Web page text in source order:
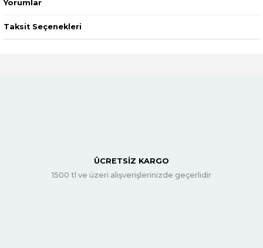
Yorumlar
Taksit Seçenekleri
ÜCRETSİZ KARGO
1500 tl ve üzeri alışverişlerinizde geçerlidir